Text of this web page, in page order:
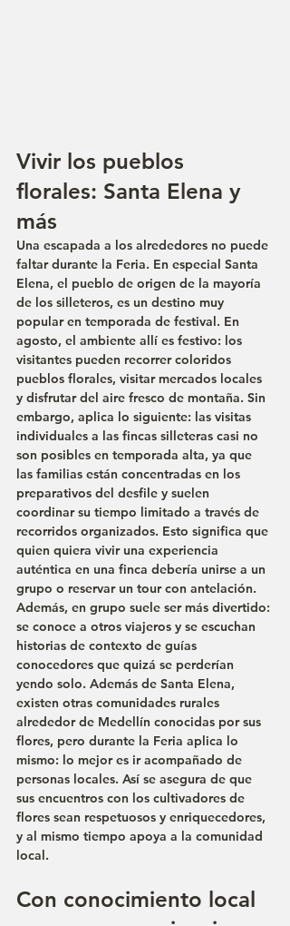
Vivir los pueblos
florales: Santa Elena y
más
Una escapada a los alrededores no puede
faltar durante la Feria. En especial Santa
Elena, el pueblo de origen de la mayoría
de los silleteros, es un destino muy
popular en temporada de festival. En
agosto, el ambiente allí es festivo: los
visitantes pueden recorrer coloridos
pueblos florales, visitar mercados locales
y disfrutar del aire fresco de montaña. Sin
embargo, aplica lo siguiente: las visitas
individuales a las fincas silleteras casi no
son posibles en temporada alta, ya que
las familias están concentradas en los
preparativos del desfile y suelen
coordinar su tiempo limitado a través de
recorridos organizados. Esto significa que
quien quiera vivir una experiencia
auténtica en una finca debería unirse a un
grupo o reservar un tour con antelación.
Además, en grupo suele ser más divertido:
se conoce a otros viajeros y se escuchan
historias de contexto de guías
conocedores que quizá se perderían
yendo solo. Además de Santa Elena,
existen otras comunidades rurales
alrededor de Medellín conocidas por sus
flores, pero durante la Feria aplica lo
mismo: lo mejor es ir acompañado de
personas locales. Así se asegura de que
sus encuentros con los cultivadores de
flores sean respetuosos y enriquecedores,
y al mismo tiempo apoya a la comunidad
local.
Con conocimiento local